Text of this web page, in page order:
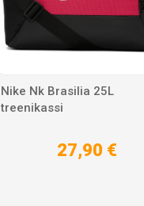
Nike Nk Brasilia 25L
treenikassi
27,90 €